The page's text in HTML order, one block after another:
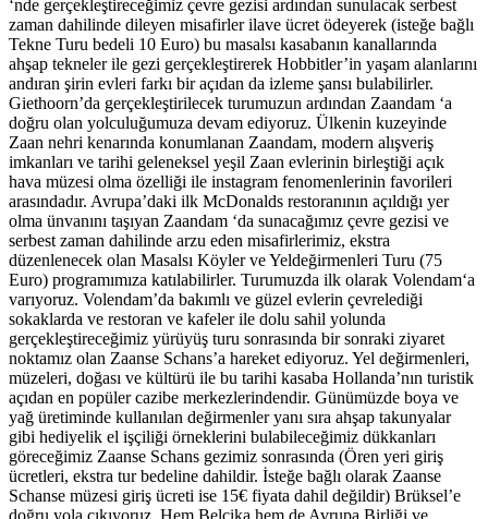
‘nde gerçekleştireceğimiz çevre gezisi ardından sunulacak serbest
zaman dahilinde dileyen misafirler ilave ücret ödeyerek (isteğe bağlı
Tekne Turu bedeli 10 Euro) bu masalsı kasabanın kanallarında
ahşap tekneler ile gezi gerçekleştirerek Hobbitler’in yaşam alanlarını
andıran şirin evleri farkı bir açıdan da izleme şansı bulabilirler.
Giethoorn’da gerçekleştirilecek turumuzun ardından Zaandam ‘a
doğru olan yolculuğumuza devam ediyoruz. Ülkenin kuzeyinde
Zaan nehri kenarında konumlanan Zaandam, modern alışveriş
imkanları ve tarihi geleneksel yeşil Zaan evlerinin birleştiği açık
hava müzesi olma özelliği ile instagram fenomenlerinin favorileri
arasındadır. Avrupa’daki ilk McDonalds restoranının açıldığı yer
olma ünvanını taşıyan Zaandam ‘da sunacağımız çevre gezisi ve
serbest zaman dahilinde arzu eden misafirlerimiz, ekstra
düzenlenecek olan Masalsı Köyler ve Yeldeğirmenleri Turu (75
Euro) programımıza katılabilirler. Turumuzda ilk olarak Volendam‘a
varıyoruz. Volendam’da bakımlı ve güzel evlerin çevrelediği
sokaklarda ve restoran ve kafeler ile dolu sahil yolunda
gerçekleştireceğimiz yürüyüş turu sonrasında bir sonraki ziyaret
noktamız olan Zaanse Schans’a hareket ediyoruz. Yel değirmenleri,
müzeleri, doğası ve kültürü ile bu tarihi kasaba Hollanda’nın turistik
açıdan en popüler cazibe merkezlerindendir. Günümüzde boya ve
yağ üretiminde kullanılan değirmenler yanı sıra ahşap takunyalar
gibi hediyelik el işçiliği örneklerini bulabileceğimiz dükkanları
göreceğimiz Zaanse Schans gezimiz sonrasında (Ören yeri giriş
ücretleri, ekstra tur bedeline dahildir. İsteğe bağlı olarak Zaanse
Schanse müzesi giriş ücreti ise 15€ fiyata dahil değildir) Brüksel’e
doğru yola çıkıyoruz. Hem Belçika hem de Avrupa Birliği ve